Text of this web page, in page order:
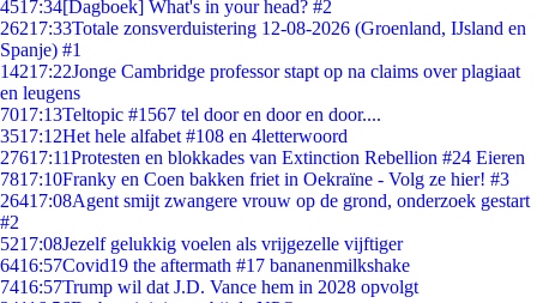
4517:34[Dagboek] What's in your head? #2
26217:33Totale zonsverduistering 12-08-2026 (Groenland, IJsland en
Spanje) #1
14217:22Jonge Cambridge professor stapt op na claims over plagiaat
en leugens
7017:13Teltopic #1567 tel door en door en door....
3517:12Het hele alfabet #108 en 4letterwoord
27617:11Protesten en blokkades van Extinction Rebellion #24 Eieren
7817:10Franky en Coen bakken friet in Oekraïne - Volg ze hier! #3
26417:08Agent smijt zwangere vrouw op de grond, onderzoek gestart
#2
5217:08Jezelf gelukkig voelen als vrijgezelle vijftiger
6416:57Covid19 the aftermath #17 bananenmilkshake
7416:57Trump wil dat J.D. Vance hem in 2028 opvolgt